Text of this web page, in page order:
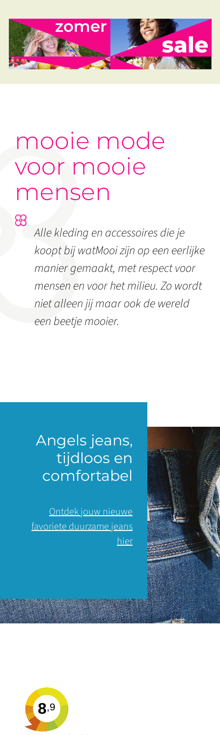
mooie mode
voor mooie
mensen
Alle kleding en accessoires die je
koopt bij watMooi zijn op een eerlijke
manier gemaakt, met respect voor
mensen en voor het milieu. Zo wordt
niet alleen jij maar ook de wereld
een beetje mooier.
Angels jeans,
tijdloos en
comfortabel
Ontdek jouw nieuwe
favoriete duurzame jeans
hier
8,9